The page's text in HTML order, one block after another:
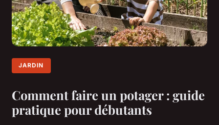
JARDIN
Comment faire un potager : guide
pratique pour débutants